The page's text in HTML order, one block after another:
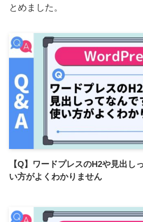
とめました。
【Q】ワードプレスのH2や見出し
い方がよくわかりません